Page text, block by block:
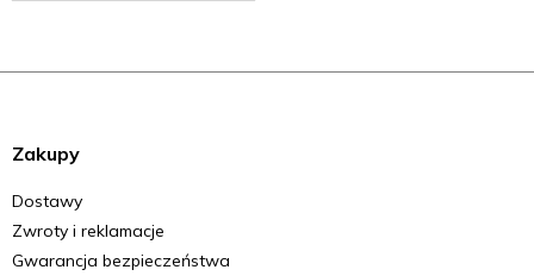
Zakupy
Dostawy
Zwroty i reklamacje
Gwarancja bezpieczeństwa